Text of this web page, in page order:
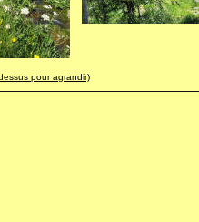
pour agrandir)